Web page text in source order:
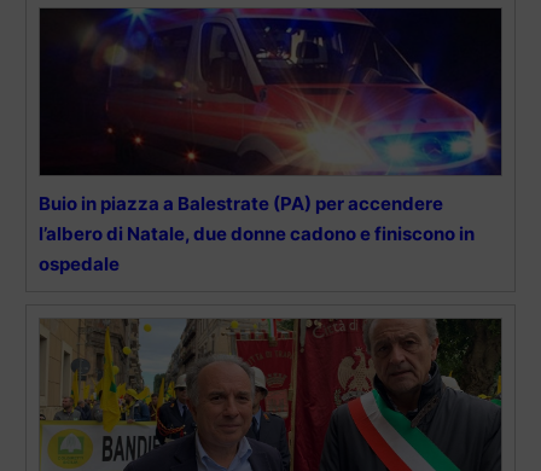
Buio in piazza a Balestrate (PA) per accendere
l’albero di Natale, due donne cadono e finiscono in
ospedale